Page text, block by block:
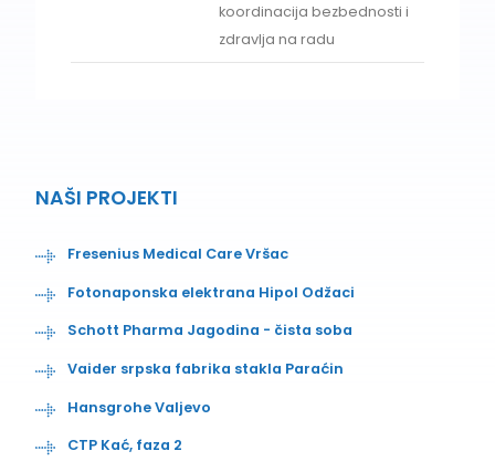
koordinacija bezbednosti i
zdravlja na radu
NAŠI PROJEKTI
Fresenius Medical Care Vršac
Fotonaponska elektrana Hipol Odžaci
Schott Pharma Jagodina - čista soba
Vaider srpska fabrika stakla Paraćin
Hansgrohe Valjevo
CTP Kać, faza 2